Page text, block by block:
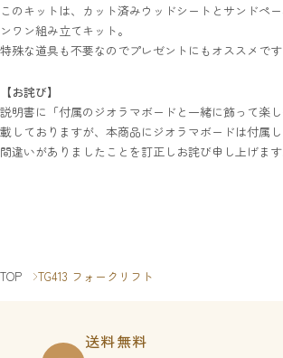
このキットは、カット済みウッドシートとサンドペ
ンワン組み立てキット。
特殊な道具も不要なのでプレゼントにもオススメです
【お詫び】
説明書に「付属のジオラマボードと一緒に飾って楽
載しておりますが、本商品にジオラマボードは付属
間違いがありましたことを訂正しお詫び申し上げます
TOP TG413 フォークリフト
送料無料